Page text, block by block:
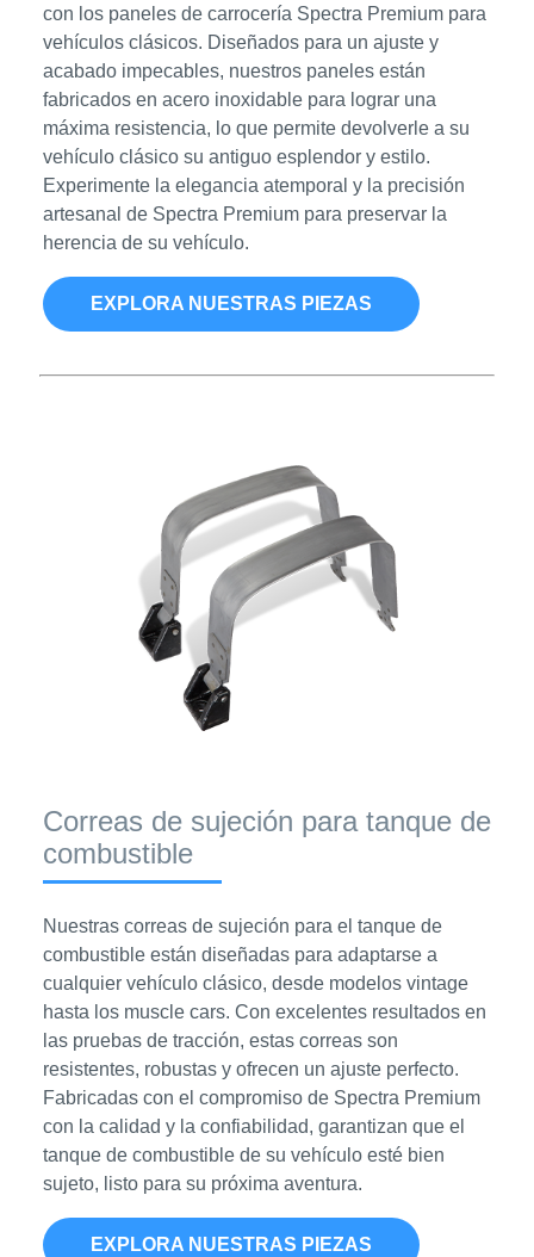
con los paneles de carrocería Spectra Premium para
vehículos clásicos. Diseñados para un ajuste y
acabado impecables, nuestros paneles están
fabricados en acero inoxidable para lograr una
máxima resistencia, lo que permite devolverle a su
vehículo clásico su antiguo esplendor y estilo.
Experimente la elegancia atemporal y la precisión
artesanal de Spectra Premium para preservar la
herencia de su vehículo.
EXPLORA NUESTRAS PIEZAS
Correas de sujeción para tanque de
combustible
Nuestras correas de sujeción para el tanque de
combustible están diseñadas para adaptarse a
cualquier vehículo clásico, desde modelos vintage
hasta los muscle cars. Con excelentes resultados en
las pruebas de tracción, estas correas son
resistentes, robustas y ofrecen un ajuste perfecto.
Fabricadas con el compromiso de Spectra Premium
con la calidad y la confiabilidad, garantizan que el
tanque de combustible de su vehículo esté bien
sujeto, listo para su próxima aventura.
EXPLORA NUESTRAS PIEZAS